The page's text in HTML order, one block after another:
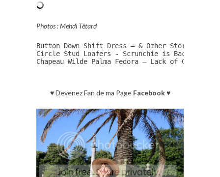
Photos : Mehdi Têtard
Button Down Shift Dress – & Other Stories
Circle Stud Loafers - Scrunchie is Back
Chapeau Wilde Palma Fedora – Lack of Color
♥ Devenez Fan de ma Page Facebook♥